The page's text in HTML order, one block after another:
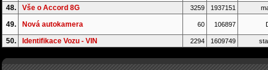
48. Vše o Accord 8G 3259 1937151
49. Nová autokamera 60 106897
50. Identifikace Vozu - VIN 2294 1609749